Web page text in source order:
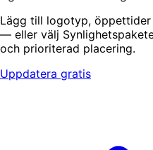
Lägg till logotyp,
— eller välj
och prioriterad placering.
Uppdatera gratis